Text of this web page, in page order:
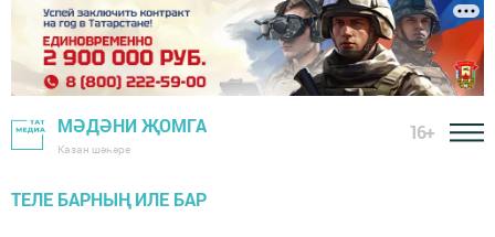
МӘДӘНИ ҖОМГА
Казан шәһәре
16+
ТЕЛЕ БАРНЫҢ ИЛЕ БАР